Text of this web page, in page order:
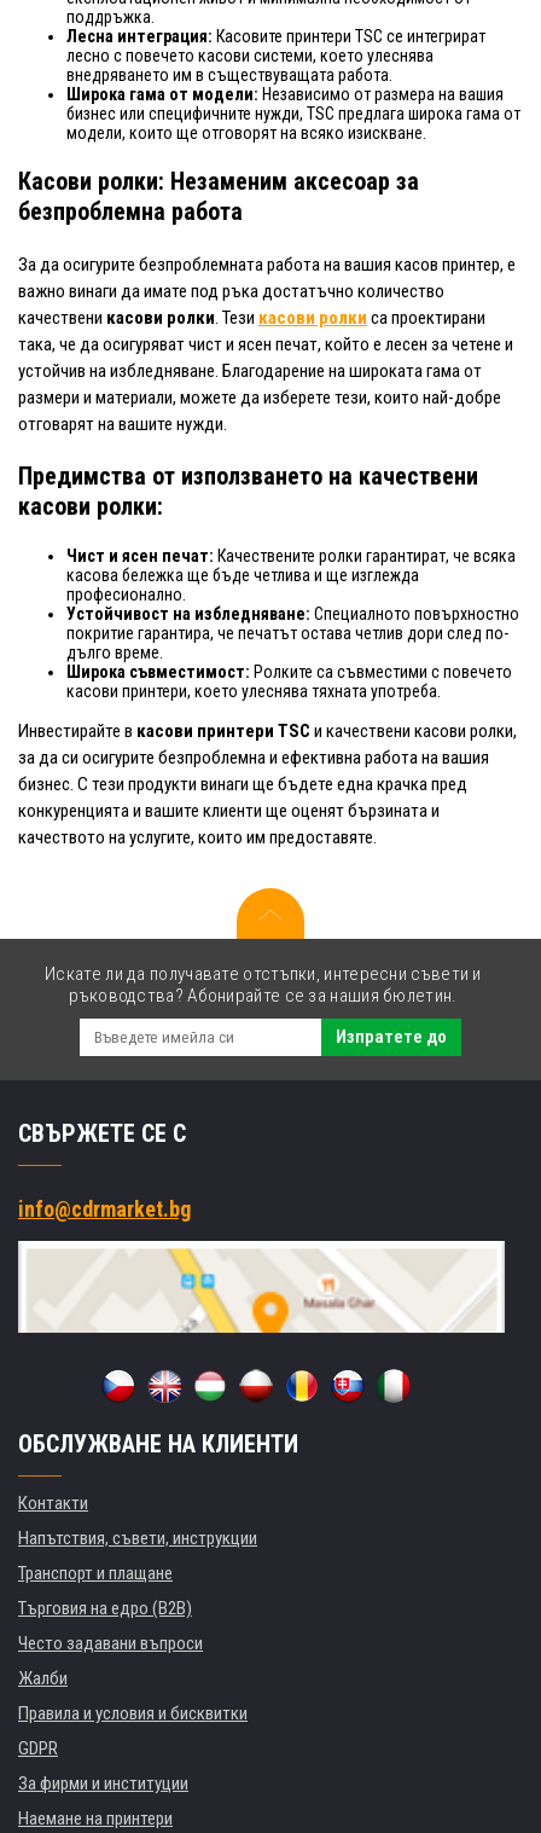
поддръжка.
Лесна интеграция: Касовите принтери TSC се интегрират
лесно с повечето касови системи, което улеснява
внедряването им в съществуващата работа.
Широка гама от модели: Независимо от размера на вашия
бизнес или специфичните нужди, TSC предлага широка гама от
модели, които ще отговорят на всяко изискване.
Касови ролки: Незаменим аксесоар за
безпроблемна работа
За да осигурите безпроблемната работа на вашия касов принтер, е
важно винаги да имате под ръка достатъчно количество
качествени касови ролки. Тези касови ролки са проектирани
така, че да осигуряват чист и ясен печат, който е лесен за четене и
устойчив на избледняване. Благодарение на широката гама от
размери и материали, можете да изберете тези, които най-добре
отговарят на вашите нужди.
Предимства от използването на качествени
касови ролки:
Чист и ясен печат: Качествените ролки гарантират, че всяка
касова бележка ще бъде четлива и ще изглежда
професионално.
Устойчивост на избледняване: Специалното повърхностно
покритие гарантира, че печатът остава четлив дори след по-
дълго време.
Широка съвместимост: Ролките са съвместими с повечето
касови принтери, което улеснява тяхната употреба.
Инвестирайте в касови принтери TSC и качествени касови ролки,
за да си осигурите безпроблемна и ефективна работа на вашия
бизнес. С тези продукти винаги ще бъдете една крачка пред
конкуренцията и вашите клиенти ще оценят бързината и
качеството на услугите, които им предоставяте.
Искате ли да получавате отстъпки, интересни съвети и
ръководства? Абонирайте се за нашия бюлетин.
Изпратете до
СВЪРЖЕТЕ СЕ С
info@cdrmarket.bg
ОБСЛУЖВАНЕ НА КЛИЕНТИ
Контакти
Напътствия, съвети, инструкции
Транспорт и плащане
Търговия на едро (B2B)
Често задавани въпроси
Жалби
Правила и условия и бисквитки
GDPR
За фирми и институции
Наемане на принтери